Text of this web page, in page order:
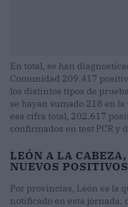
En total, se han
Comunidad 209.417
los distintos tipos de
se hayan sumado 218 en
esa cifra total, 202.617
confirmados en test PCR y
LEÓN A LA
NUEVOS POSITIVOS
Por provincias, León es la
notificado en esta jornada,